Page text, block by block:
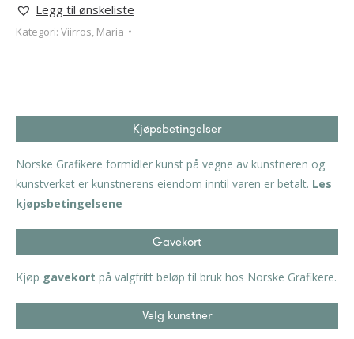
Legg til ønskeliste
Kategori: Viirros, Maria
Kjøpsbetingelser
Norske Grafikere formidler kunst på vegne av kunstneren og
kunstverket er kunstnerens eiendom inntil varen er betalt. Les
kjøpsbetingelsene
Gavekort
Kjøp gavekort på valgfritt beløp til bruk hos Norske Grafikere.
Velg kunstner